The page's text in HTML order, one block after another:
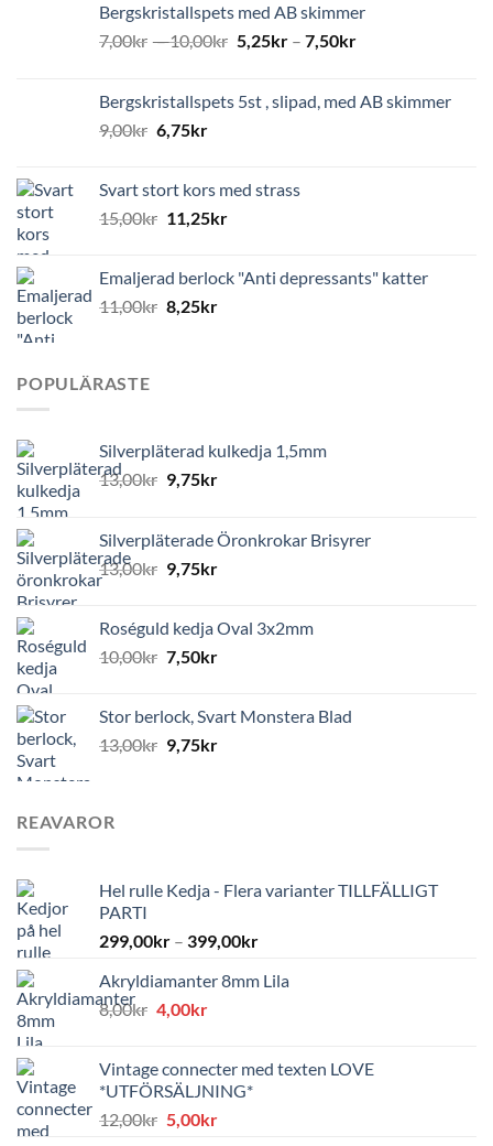
Bergskristallspets med AB skimmer
7,00kr –10,00kr 5,25kr– 7,50kr
Bergskristallspets 5st , slipad, med AB skimmer
9,00kr 6,75kr
Svart stort kors med strass
15,00kr 11,25kr
Emaljerad berlock "Anti depressants" katter
11,00kr 8,25kr
POPULÄRASTE
Silverpläterad kulkedja 1,5mm
13,00kr 9,75kr
Silverpläterade Öronkrokar Brisyrer
13,00kr 9,75kr
Roséguld kedja Oval 3x2mm
10,00kr 7,50kr
Stor berlock, Svart Monstera Blad
13,00kr 9,75kr
REAVAROR
Hel rulle Kedja - Flera varianter TILLFÄLLIGT
PARTI
299,00kr – 399,00kr
Akryldiamanter 8mm Lila
8,00kr Det
var:
8,00kr.
4,00krDet
är:
4,00kr.
Vintage connecter med texten LOVE
*UTFÖRSÄLJNING*
12,00kr Det
5,00krDet